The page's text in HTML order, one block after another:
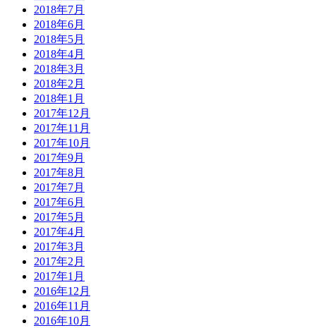
2018年7月
2018年6月
2018年5月
2018年4月
2018年3月
2018年2月
2018年1月
2017年12月
2017年11月
2017年10月
2017年9月
2017年8月
2017年7月
2017年6月
2017年5月
2017年4月
2017年3月
2017年2月
2017年1月
2016年12月
2016年11月
2016年10月